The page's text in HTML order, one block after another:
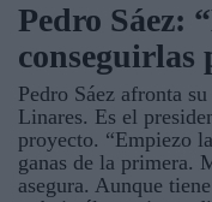
Pedro Sáez:
conseguirlas
Pedro Sáez afronta
Linares. Es el
proyecto. “Empiezo
ganas de la primera.
asegura. Aunque